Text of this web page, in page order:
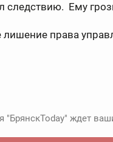
следствию. Ему
лишение права
"БрянскToday" ждет